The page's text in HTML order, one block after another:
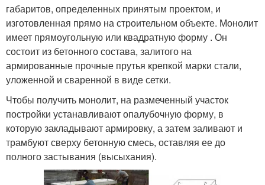
габаритов, определенных принятым проектом, и
изготовленная прямо на строительном объекте. Монолит
имеет прямоугольную или квадратную форму . Он
состоит из бетонного состава, залитого на
армированные прочные прутья крепкой марки стали,
уложенной и сваренной в виде сетки.
Чтобы получить монолит, на размеченный участок
постройки устанавливают опалубочную форму, в
которую закладывают армировку, а затем заливают и
трамбуют сверху бетонную смесь, оставляя ее до
полного застывания (высыхания).